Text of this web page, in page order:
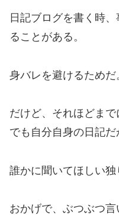
日記ブログを書く時
ることがある。
身バレを避けるためだ
だけど、それほどま
でも自分自身の日記だ
誰かに聞いてほしい
おかげで、ぶつぶつ